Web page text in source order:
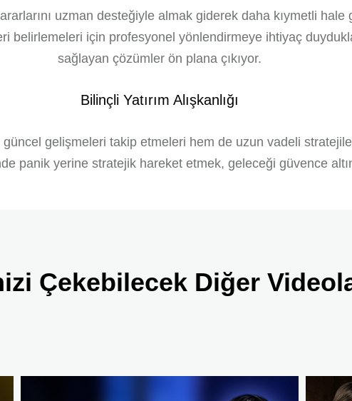
uzman desteğiyle almak giderek daha kıymetli hale
belirlemeleri için profesyonel yönlendirmeye ihtiyaç
sağlayan çözümler ön plana çıkıyor.
Bilinçli Yatırım Alışkanlığı
güncel gelişmeleri takip etmeleri hem de uzun vadeli
panik yerine stratejik hareket etmek, geleceği güvence
Çekebilecek Diğer